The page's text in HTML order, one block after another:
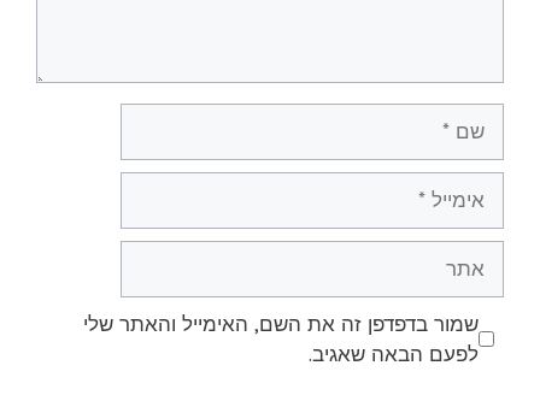
שמור בדפדפן זה את השם, האימייל והאתר שלי
לפעם הבאה שאגיב.